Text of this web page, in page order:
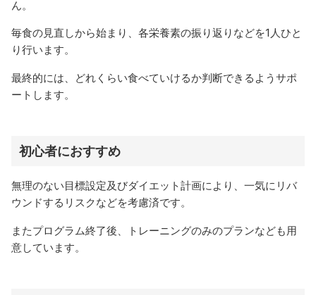
ん。
毎食の見直しから始まり、各栄養素の振り返りなどを1人ひと
り行います。
最終的には、どれくらい食べていけるか判断できるようサポ
ートします。
初心者におすすめ
無理のない目標設定及びダイエット計画により、一気にリバ
ウンドするリスクなどを考慮済です。
またプログラム終了後、トレーニングのみのプランなども用
意しています。